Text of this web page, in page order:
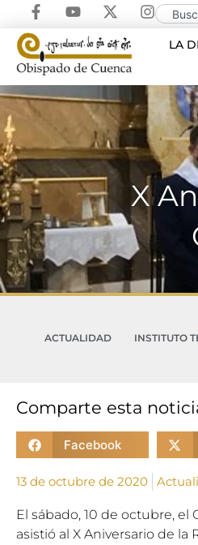
LA
X
ACTUALIDAD INSTITUTO
Comparte esta
Facebook
13 de octubre de 2020
El sábado, 10 de octubre, el
asistió al X Aniversario de